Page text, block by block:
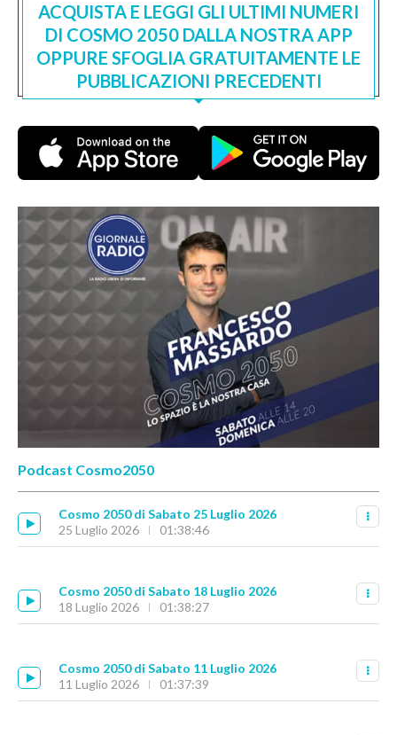
ACQUISTA E LEGGI GLI ULTIMI NUMERI
DI COSMO 2050 DALLA NOSTRA APP
OPPURE SFOGLIA GRATUITAMENTE LE
PUBBLICAZIONI PRECEDENTI
Podcast Cosmo2050
Cosmo 2050 di Sabato 25 Luglio 2026
25 Luglio 2026
01:38:46
Cosmo 2050 di Sabato 18 Luglio 2026
18 Luglio 2026
01:38:27
Cosmo 2050 di Sabato 11 Luglio 2026
11 Luglio 2026
01:37:39